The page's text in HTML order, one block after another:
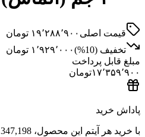
قیمت اصلی ۱۹٬۲۸۸٬۹۰۰ تومان
تخفیف (10
%)۱٬۹۲۹٬۰۰۰ تومان
مبلغ قابل پرداخت
۱۷٬۳۵۹٬۹۰۰تومان
پاداش خرید
با خرید هر آیتم این محصول، 347,198 تومان